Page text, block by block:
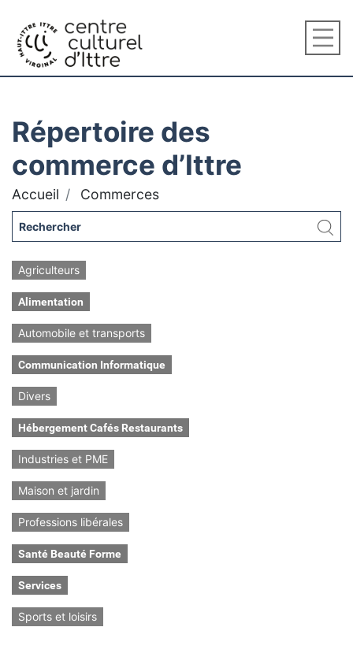
Répertoire des
commerce d’Ittre
Accueil Commerces
Agriculteurs
Alimentation
Automobile et transports
Communication Informatique
Divers
Hébergement Cafés Restaurants
Industries et PME
Maison et jardin
Professions libérales
Santé Beauté Forme
Services
Sports et loisirs